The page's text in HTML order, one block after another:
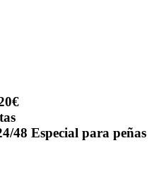
48 Especial para peñas